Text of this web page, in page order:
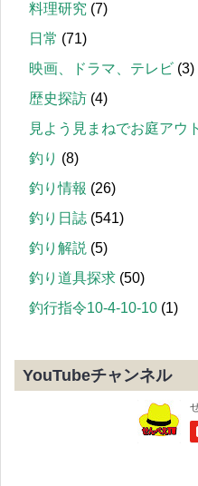
料理研究 (7)
日常 (71)
映画、ドラマ、テレビ (3)
歴史探訪 (4)
見よう見まねでお庭アウ
釣り (8)
釣り情報 (26)
釣り日誌 (541)
釣り解説 (5)
釣り道具探求 (50)
釣行指令10-4-10-10 (1)
YouTubeチャンネル